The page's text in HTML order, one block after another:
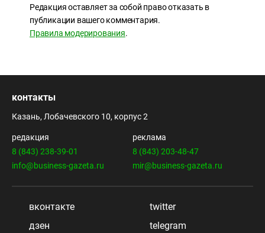
Редакция оставляет за собой право отказать в
публикации вашего комментария.
Правила модерирования.
контакты
Казань, Лобачевского 10, корпус 2
редакция
8 (843) 238-39-01
info@business-gazeta.ru
реклама
8 (843) 203-48-47
mir@business-gazeta.ru
вконтакте
twitter
дзен
telegram